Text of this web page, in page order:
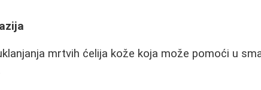
mrtvih ćelija kože koja može pomoći u